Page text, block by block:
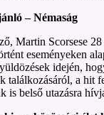
– Némaság
Martin Scorsese
eseményeken
idején,
találkozásáról, a hit
is belső utazásra